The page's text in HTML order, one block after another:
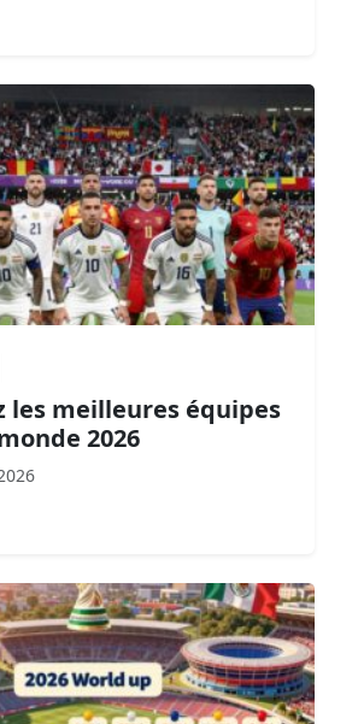
les meilleures équipes
2026